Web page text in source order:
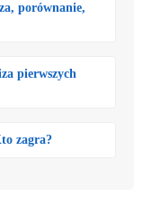
porównanie,
pierwszych
zagra?